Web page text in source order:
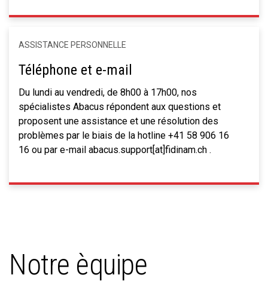
ASSISTANCE PERSONNELLE
Téléphone et e-mail
Du lundi au vendredi, de 8h00 à 17h00, nos
spécialistes Abacus répondent aux questions et
proposent une assistance et une résolution des
problèmes par le biais de la hotline +41 58 906 16
16 ou par e-mail abacus.support[at]fidinam.ch .
Notre èquipe